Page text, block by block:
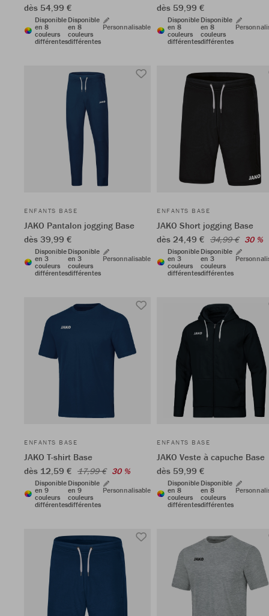
dès 54,99 €
Disponible
en 8
couleurs
différentes
Disponible
en 8
couleurs
différentes
Personnalisable
dès 59,99 €
Disponible
en 8
couleurs
différentes
Disponible
en 8
couleurs
différentes
ENFANTS BASE
JAKO Pantalon jogging Base
dès 39,99 €
Disponible
en 3
couleurs
différentes
Disponible
en 3
couleurs
différentes
Personnalisable
ENFANTS BASE
JAKO Short jogging Base
dès 24,49 € 34,99 € 30 %
Disponible
en 3
couleurs
différentes
Disponible
en 3
couleurs
différentes
ENFANTS BASE
JAKO T-shirt Base
dès 12,59 € 17,99 € 30 %
Disponible
en 9
couleurs
différentes
Disponible
en 9
couleurs
différentes
Personnalisable
ENFANTS BASE
JAKO Veste à capuche Base
dès 59,99 €
Disponible
en 8
couleurs
différentes
Disponible
en 8
couleurs
différentes